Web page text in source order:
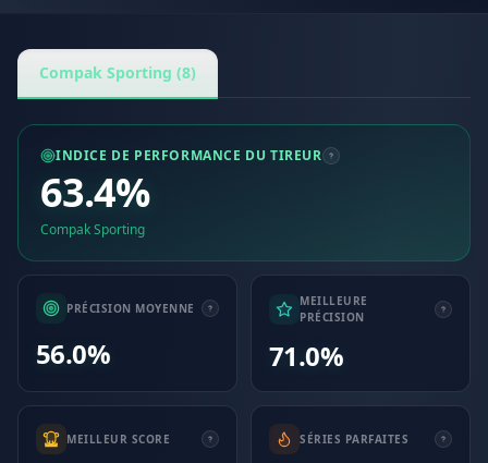
Compak Sporting (8)
INDICE DE PERFORMANCE DU TIREUR
63.4%
Compak Sporting
PRÉCISION MOYENNE
56.0%
MEILLEURE
PRÉCISION
71.0%
MEILLEUR SCORE SÉRIES PARFAITES